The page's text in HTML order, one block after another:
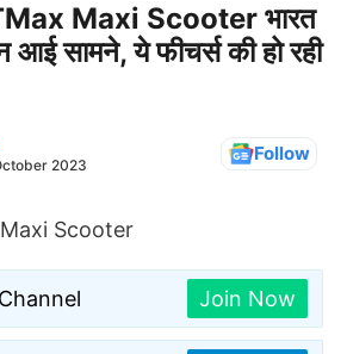
Maxi Scooter भारत
आई सामने, ये फीचर्स की हो रही
2023 Follow
Join Now